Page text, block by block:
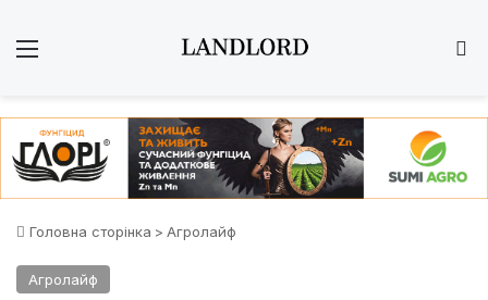
Головна сторінка > Агролайф
Агролайф